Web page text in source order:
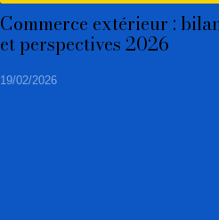
Commerce extérieur :
et perspectives 2026
19/02/2026